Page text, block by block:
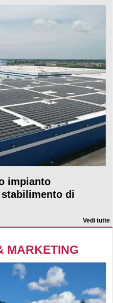
impianto
di
Vedi tutte
MARKETING